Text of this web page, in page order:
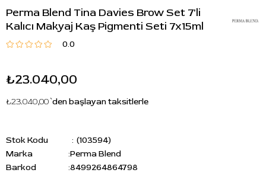
Perma Blend Tina Davies Brow Set 7'li
Kalıcı Makyaj Kaş Pigmenti Seti 7x15ml
0.0
₺23.040,00
₺23.040,00`den başlayan taksitlerle
Stok Kodu
(103594)
Marka
:Perma Blend
Barkod
:8499264864798